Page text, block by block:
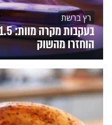
רץ ברשת
הוחזרו מהשוק